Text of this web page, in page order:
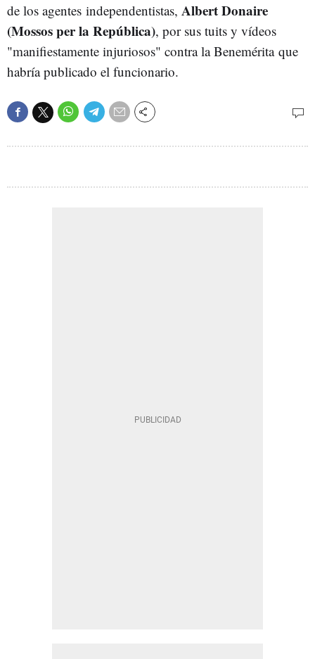
de los agentes independentistas, Albert Donaire
(Mossos per la República), por sus tuits y vídeos
"manifiestamente injuriosos" contra la Benemérita que
habría publicado el funcionario.